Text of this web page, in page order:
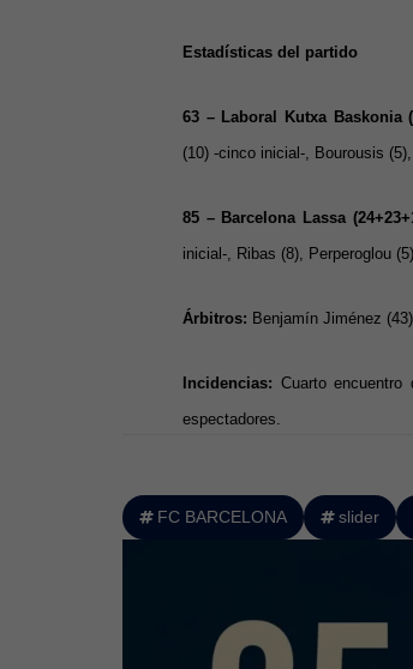
Estadísticas del partido
63 – Laboral Kutxa Baskonia
(10) -cinco inicial-, Bourousis
85 – Barcelona Lassa
inicial-, Ribas (8), Perperoglou
Árbitros: Benjamín Jiménez
Incidencias: Cuarto
espectadores.
FC BARCELONA slider